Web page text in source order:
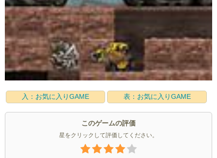
入：お気に入りGAME 表：お気に入りGAME
このゲームの評価
星をクリックして評価してください。